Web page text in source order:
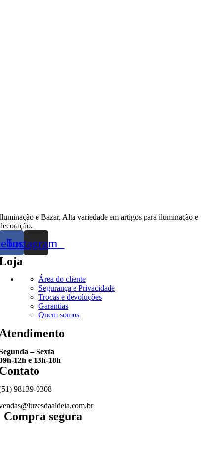
e Bazar. Alta variedade em artigos para iluminação e
Instagram
Área do cliente
Segurança e Privacidade
Trocas e devoluções
Garantias
Quem somos
– Sexta
12h e 13h-18h
98139-0308
Compra segura